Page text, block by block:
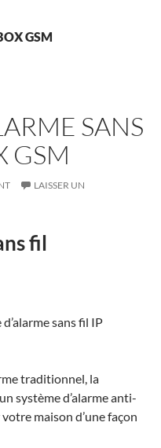
GSM
SANS
GSM
LAISSER UN
fil
sans fil IP
traditionnel, la
système d’alarme anti-
maison d’une façon